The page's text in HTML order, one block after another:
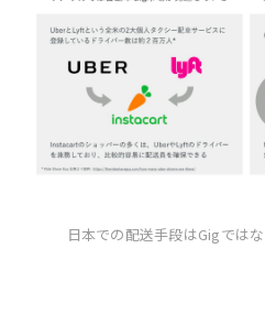
日本での配送手段はGigでは